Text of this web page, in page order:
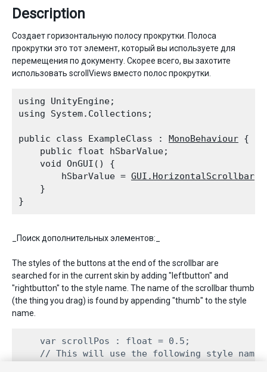
Description
Создает горизонтальную полосу прокрутки. Полоса
прокрутки это тот элемент, который вы используете для
перемещения по документу. Скорее всего, вы захотите
использовать scrollViews вместо полос прокрутки.
using UnityEngine;
using System.Collections;
public class ExampleClass : MonoBehaviour {
    public float hSbarValue;
    void OnGUI() {
        hSbarValue =
GUI.HorizontalScrollbar
    }
_Поиск дополнительных элементов:_
The styles of the buttons at the end of the scrollbar are
searched for in the current skin by adding "leftbutton" and
"rightbutton" to the style name. The name of the scrollbar thumb
(the thing you drag) is found by appending "thumb" to the style
name.
    var scrollPos : float = 0.5;
// This will use the following style